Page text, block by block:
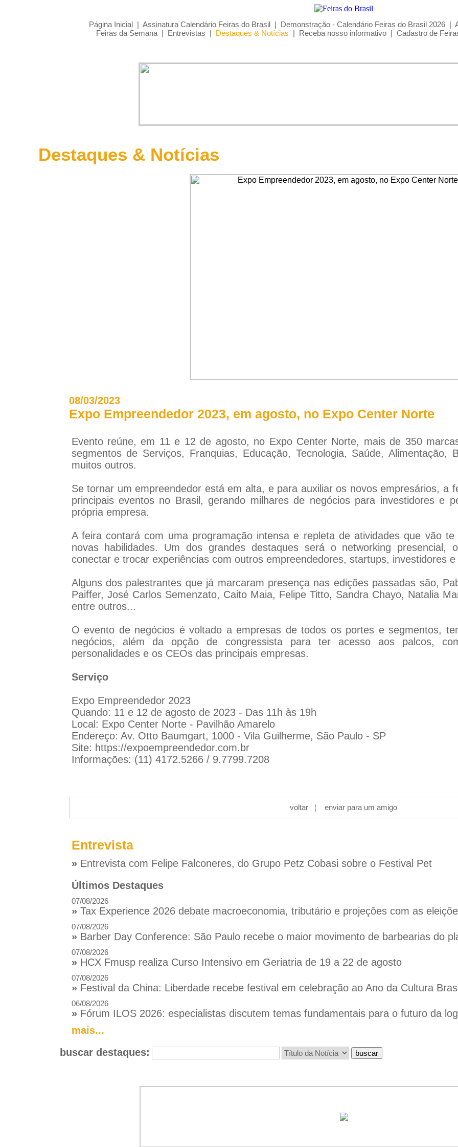
Página Inicial | Assinatura Calendário Feiras do Brasil | Demonstração - Calendário Feiras do Brasil 2026 |
Feiras da Semana | Entrevistas | Destaques & Notícias | Receba nosso informativo | Cadastro de
Destaques & Notícias
08/03/2023
Expo Empreendedor 2023, em agosto, no Expo Center Norte
Evento reúne, em 11 e 12 de agosto, no Expo Center Norte, mais de 350
segmentos de Serviços, Franquias, Educação, Tecnologia, Saúde, Alimentação,
muitos outros.
Se tornar um empreendedor está em alta, e para auxiliar os novos empresários, a
principais eventos no Brasil, gerando milhares de negócios para investidores e
própria empresa.
A feira contará com uma programação intensa e repleta de atividades que vão
novas habilidades. Um dos grandes destaques será o networking presencial,
conectar e trocar experiências com outros empreendedores, startups, investidores
Alguns dos palestrantes que já marcaram presença nas edições passadas são,
Paiffer, José Carlos Semenzato, Caito Maia, Felipe Titto, Sandra Chayo, Natalia
entre outros...
O evento de negócios é voltado a empresas de todos os portes e segmentos,
negócios, além da opção de congressista para ter acesso aos palcos,
personalidades e os CEOs das principais empresas.
Serviço
Expo Empreendedor 2023
Quando: 11 e 12 de agosto de 2023 - Das 11h às 19h
Local: Expo Center Norte - Pavilhão Amarelo
Endereço: Av. Otto Baumgart, 1000 - Vila Guilherme, São Paulo - SP
Site: https://expoempreendedor.com.br
Informações: (11) 4172.5266 / 9.7799.7208
voltar ¦ enviar para um amigo
Entrevista
» Entrevista com Felipe Falconeres, do Grupo Petz Cobasi sobre o Festival Pet
Últimos Destaques
07/08/2026
» Tax Experience 2026 debate macroeconomia, tributário e projeções com as
07/08/2026
» Barber Day Conference: São Paulo recebe o maior movimento de barbearias do
07/08/2026
» HCX Fmusp realiza Curso Intensivo em Geriatria de 19 a 22 de agosto
07/08/2026
» Festival da China: Liberdade recebe festival em celebração ao Ano da Cultura
06/08/2026
» Fórum ILOS 2026: especialistas discutem temas fundamentais para o futuro da
mais...
buscar destaques: